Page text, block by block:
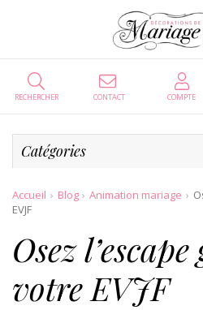
CONTACT
RECHERCHER COMPTE
Catégories
Accueil Blog Animation mariage
EVJF
Osez
votre EVJF